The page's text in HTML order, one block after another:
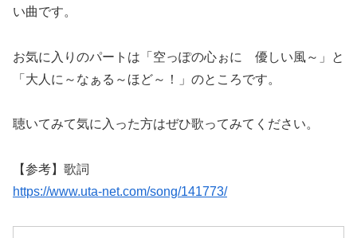
い曲です。
お気に入りのパートは「空っぽの心ぉに 優しい風～」と
「大人に～なぁる～ほど～！」のところです。
聴いてみて気に入った方はぜひ歌ってみてください。
【参考】歌詞
https://www.uta-net.com/song/141773/